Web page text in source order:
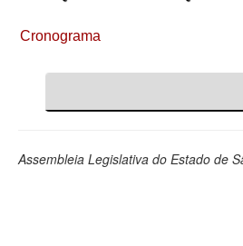
Cronograma
Assembleia Legislativa do Estado de